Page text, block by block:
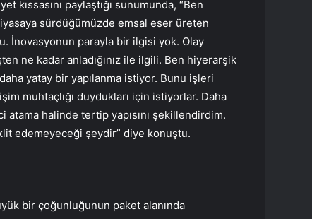
kıssasını paylaştığı sunumunda, “Ben
sürdüğümüzde emsal eser üreten
İnovasyonun parayla bir ilgisi yok. Olay
ne kadar anladığınız ile ilgili. Ben hiyerarşik
yatay bir yapılanma istiyor. Bunu işleri
muhtaçlığı duydukları için istiyorlar. Daha
halinde tertip yapısını şekillendirdim.
edemeyeceği şeydir” diye konuştu.
bir çoğunluğunun paket alanında